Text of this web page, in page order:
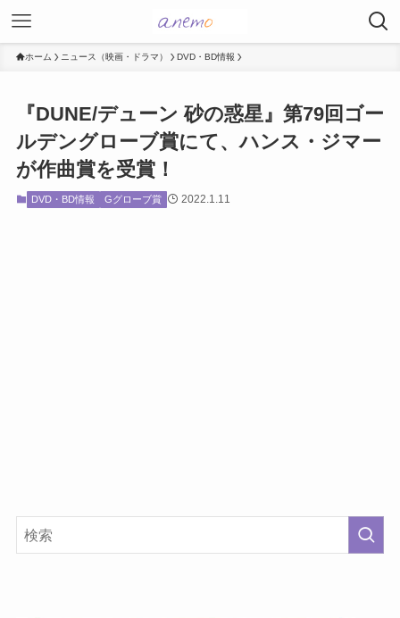
ホーム ニュース（映画・ドラマ） DVD・BD情報
『DUNE/デューン 砂の惑星』第79回ゴー
ルデングローブ賞にて、ハンス・ジマー
が作曲賞を受賞！
DVD・BD情報 Gグローブ賞 2022.1.11